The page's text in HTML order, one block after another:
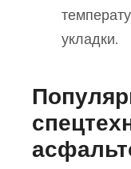
укладки.